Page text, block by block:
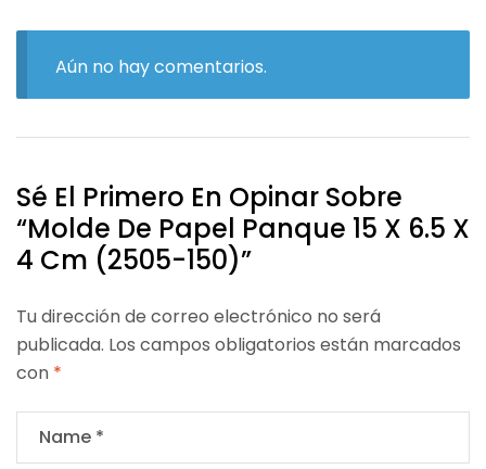
Aún no hay comentarios.
Sé El Primero En Opinar Sobre
“Molde De Papel Panque 15 X 6.5 X
4 Cm (2505-150)”
Tu dirección de correo electrónico no será
publicada. Los campos obligatorios están marcados
con *